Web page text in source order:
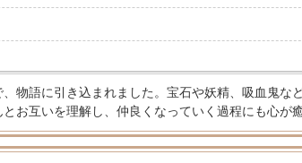
物語に引き込まれました。宝石や妖精、吸血鬼な
お互いを理解し、仲良くなっていく過程にも心が癒